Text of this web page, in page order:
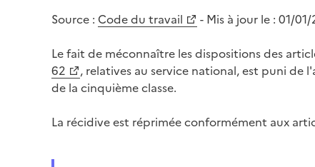
Source : Code du travail - Mis à jour le : 01/01/
Le fait de méconnaître les dispositions des
62
, relatives au service national, est puni de
de la cinquième classe.
La récidive est réprimée conformément aux